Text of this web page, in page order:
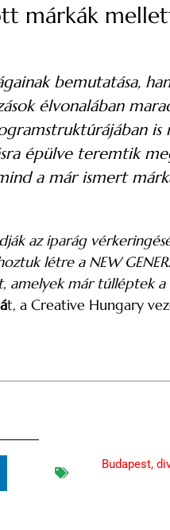
márkák
bemutatása,
élvonalában
épülve teremtik
a már ismert
az iparág
létre a NEW
már túlléptek
t, a Creative Hungary
Budapest,